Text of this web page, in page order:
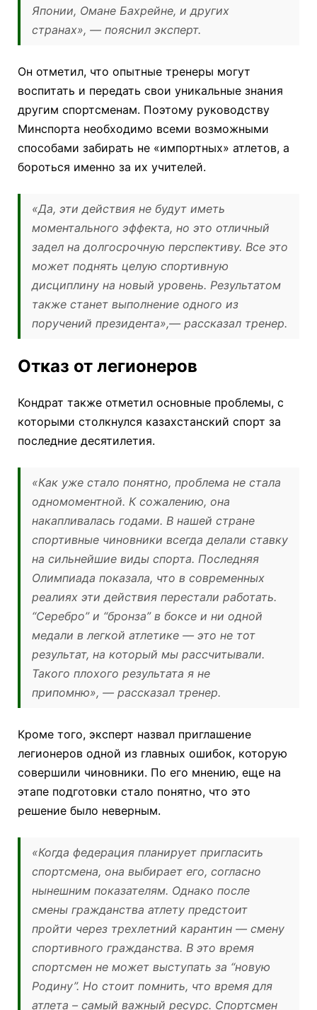
Японии, Омане Бахрейне, и других
странах», — пояснил эксперт.
Он отметил, что опытные тренеры могут
воспитать и передать свои уникальные знания
другим спортсменам. Поэтому руководству
Минспорта необходимо всеми возможными
способами забирать не «импортных» атлетов, а
бороться именно за их учителей.
«Да, эти действия не будут иметь
моментального эффекта, но это отличный
задел на долгосрочную перспективу. Все это
может поднять целую спортивную
дисциплину на новый уровень. Результатом
также станет выполнение одного из
поручений президента»,— рассказал тренер.
Отказ от легионеров
Кондрат также отметил основные проблемы, с
которыми столкнулся казахстанский спорт за
последние десятилетия.
«Как уже стало понятно, проблема не стала
одномоментной. К сожалению, она
накапливалась годами. В нашей стране
спортивные чиновники всегда делали ставку
на сильнейшие виды спорта. Последняя
Олимпиада показала, что в современных
реалиях эти действия перестали работать.
“Серебро” и “бронза” в боксе и ни одной
медали в легкой атлетике — это не тот
результат, на который мы рассчитывали.
Такого плохого результата я не
припомню», — рассказал тренер.
Кроме того, эксперт назвал приглашение
легионеров одной из главных ошибок, которую
совершили чиновники. По его мнению, еще на
этапе подготовки стало понятно, что это
решение было неверным.
«Когда федерация планирует пригласить
спортсмена, она выбирает его, согласно
нынешним показателям. Однако после
смены гражданства атлету предстоит
пройти через трехлетний карантин — смену
спортивного гражданства. В это время
спортсмен не может выступать за “новую
Родину”. Но стоит помнить, что время для
атлета – самый важный ресурс. Спортсмен